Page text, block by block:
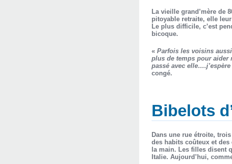
La vieille grand’mère de
pitoyable retraite, elle
Le plus difficile, c’est
bicoque.
« Parfois les voisins
plus de temps pour aider
passé avec
congé.
Bibelots
Dans une rue étroite,
des habits coûteux et
la main. Les filles disent
Italie. Aujourd’hui,